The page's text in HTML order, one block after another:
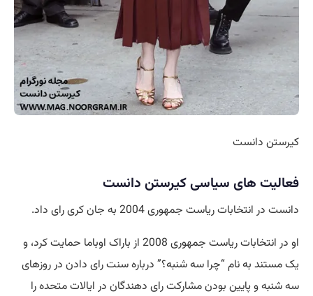
کیرستن دانست
فعالیت های سیاسی کیرستن دانست
دانست در انتخابات ریاست جمهوری 2004 به جان کری رای داد.
او در انتخابات ریاست جمهوری 2008 از باراک اوباما حمایت کرد، و
یک مستند به نام “چرا سه شنبه؟” درباره سنت رای دادن در روزهای
سه شنبه و پایین بودن مشارکت رای دهندگان در ایالات متحده را